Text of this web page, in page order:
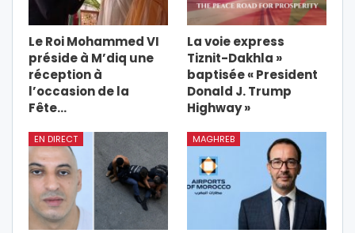
Le Roi Mohammed VI
préside à M’diq une
réception à
l’occasion de la
Fête…
La voie express
Tiznit-Dakhla »
baptisée « President
Donald J. Trump
Highway »
EN DIRECT MAGHREB